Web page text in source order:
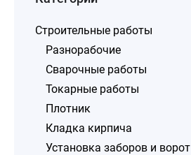
Строительные работы
Разнорабочие
Сварочные работы
Токарные работы
Плотник
Кладка кирпича
Установка заборов и ворот